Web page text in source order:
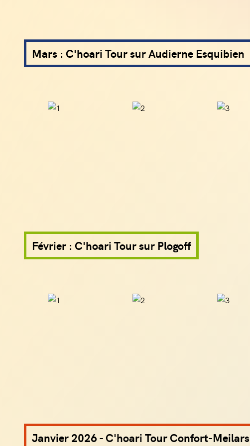
Mars : C'hoari Tour sur Audierne Esquibien
Février : C'hoari Tour sur Plogoff
Janvier 2026 - C'hoari Tour Confort-Meilars